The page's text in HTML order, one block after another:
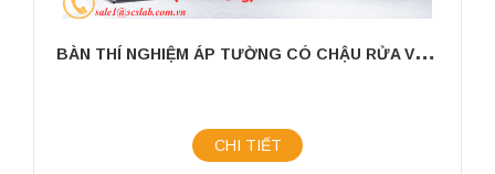
B
ÀN THÍ NGHIỆM ÁP TƯỜNG CÓ CHẬU RỬA VÀ GIÁ TREO KÍCH THƯỚC 3000X750X800MM
CHI TIẾT